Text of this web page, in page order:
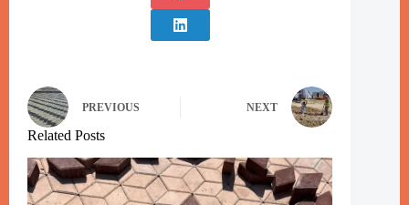
PREVIOUS NEXT
Related Posts